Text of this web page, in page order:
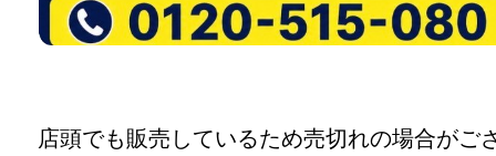
店頭でも販売しているため売切れの場合がご